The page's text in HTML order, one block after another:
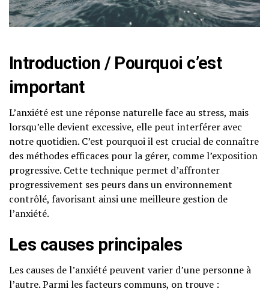
Introduction / Pourquoi c’est
important
L’anxiété est une réponse naturelle face au stress, mais
lorsqu’elle devient excessive, elle peut interférer avec
notre quotidien. C’est pourquoi il est crucial de connaître
des méthodes efficaces pour la gérer, comme l’exposition
progressive. Cette technique permet d’affronter
progressivement ses peurs dans un environnement
contrôlé, favorisant ainsi une meilleure gestion de
l’anxiété.
Les causes principales
Les causes de l’anxiété peuvent varier d’une personne à
l’autre. Parmi les facteurs communs, on trouve :